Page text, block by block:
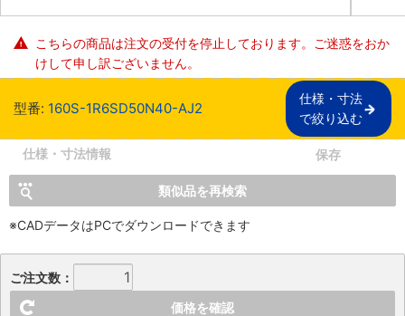
こちらの商品は注文の受付を停止しております。ご迷惑をおか
けして申し訳ございません。
型番: 160S-1R6SD50N40-AJ2
仕様・寸法
で絞り込む
仕様・寸法情報 保存
類似品を再検索
※CADデータはPCでダウンロードできます
ご注文数：
価格を確認